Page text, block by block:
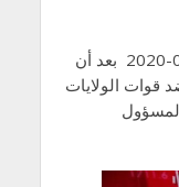
انخفضت افتتاحات الاسهم الاوروبية 08-2020 بعد أن
قوات الولايات